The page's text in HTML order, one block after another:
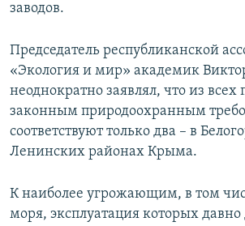
заводов.
Председатель республиканской
«Экология и мир» академик
неоднократно заявлял, что из всех
законным природоохранным
соответствуют только два – в
Ленинских районах Крыма.
К наиболее угрожающим, в том
моря, эксплуатация которых